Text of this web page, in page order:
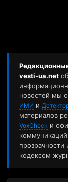
vesti-ua.net
новостей мы
ИМИ и
материалов
VoxCheck и
прозрачности
кодексом